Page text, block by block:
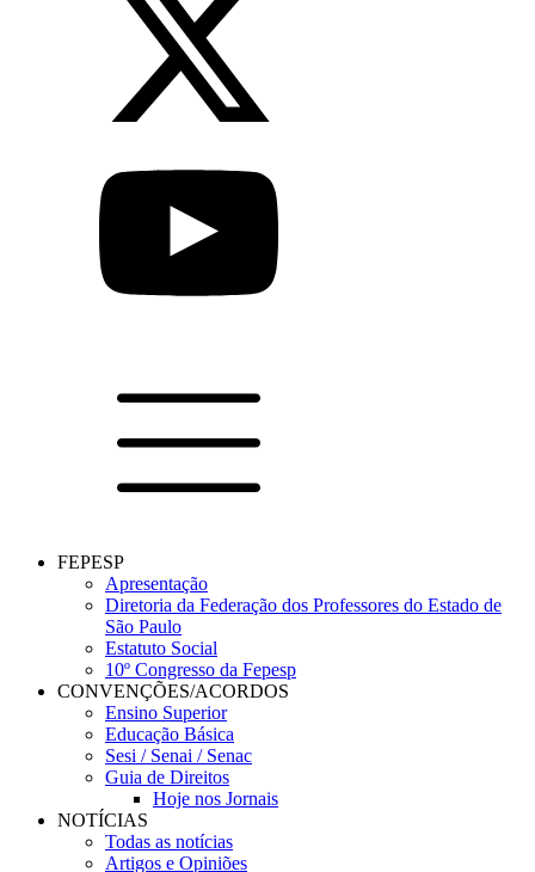
FEPESP
Apresentação
Diretoria da Federação dos Professores do Estado de
São Paulo
Estatuto Social
10º Congresso da Fepesp
CONVENÇÕES/ACORDOS
Ensino Superior
Educação Básica
Sesi / Senai / Senac
Guia de Direitos
Hoje nos Jornais
NOTÍCIAS
Todas as notícias
Artigos e Opiniões